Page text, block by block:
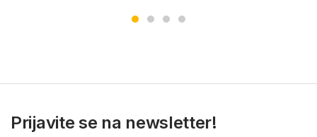
Prijavite se na newsletter!